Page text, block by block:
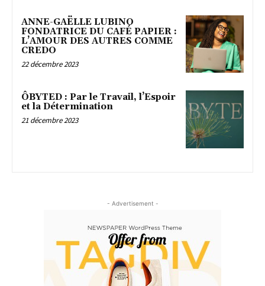
ANNE-GAËLLE LUBINO
FONDATRICE DU CAFÉ PAPIER :
L’AMOUR DES AUTRES COMME
CREDO
22 décembre 2023
ÔBYTED : Par le Travail, l’Espoir
et la Détermination
21 décembre 2023
- Advertisement -